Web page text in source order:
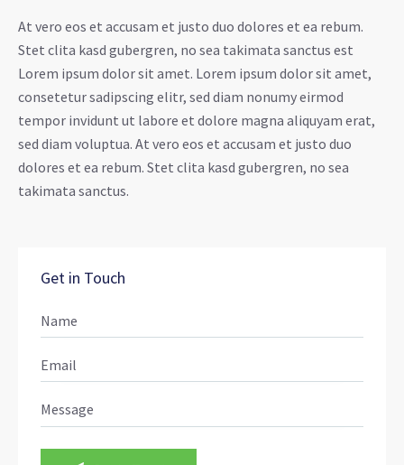
At vero eos et accusam et justo duo dolores et ea rebum.
Stet clita kasd gubergren, no sea takimata sanctus est
Lorem ipsum dolor sit amet. Lorem ipsum dolor sit amet,
consetetur sadipscing elitr, sed diam nonumy eirmod
tempor invidunt ut labore et dolore magna aliquyam erat,
sed diam voluptua. At vero eos et accusam et justo duo
dolores et ea rebum. Stet clita kasd gubergren, no sea
takimata sanctus.
Get in Touch